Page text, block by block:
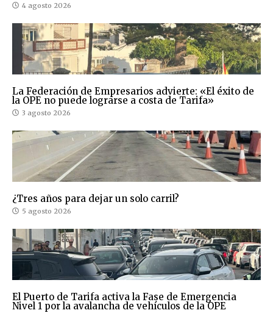
4 agosto 2026
La Federación de Empresarios advierte: «El éxito de
la OPE no puede lograrse a costa de Tarifa»
3 agosto 2026
¿Tres años para dejar un solo carril?
5 agosto 2026
El Puerto de Tarifa activa la Fase de Emergencia
Nivel 1 por la avalancha de vehículos de la OPE